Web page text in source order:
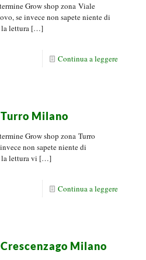
Grow shop zona Viale
se invece non sapete niente di
lettura […]
Continua a leggere
Milano
Grow shop zona Turro
non sapete niente di
lettura vi […]
Continua a leggere
Milano